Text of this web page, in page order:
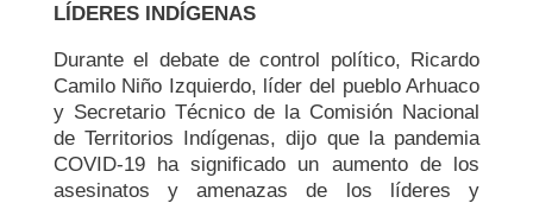
LÍDERES INDÍGENAS
Durante el debate de control político, Ricardo
Camilo Niño Izquierdo, líder del pueblo Arhuaco
y Secretario Técnico de la Comisión Nacional
de Territorios Indígenas, dijo que la pandemia
COVID-19 ha significado un aumento de los
asesinatos y amenazas de los líderes y